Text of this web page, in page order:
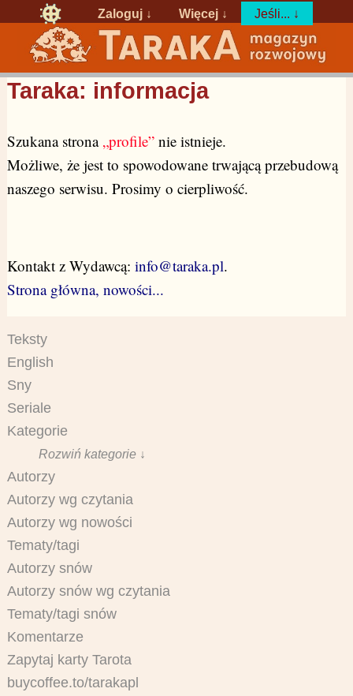
Zaloguj ↓ Więcej ↓ Jeśli... ↓
Taraka: informacja
Szukana strona „profile”nie istnieje.
Możliwe, że jest to spowodowane trwającą przebudową
naszego serwisu. Prosimy o cierpliwość.
Kontakt z Wydawcą: info@taraka.pl.
Strona główna, nowości...
Teksty
English
Sny
Seriale
Kategorie
Rozwiń kategorie ↓
Autorzy
Autorzy wg czytania
Autorzy wg nowości
Tematy/tagi
Autorzy snów
Autorzy snów wg czytania
Tematy/tagi snów
Komentarze
Zapytaj karty Tarota
buycoffee.to/tarakapl